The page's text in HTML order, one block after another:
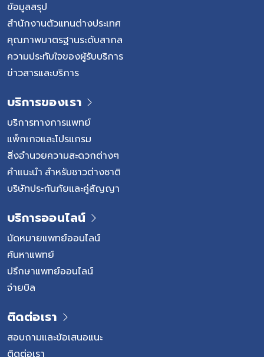
ข้อมูลสรุป
สำนักงานตัวแทนต่างประเทศ
คุณภาพมาตรฐานระดับสากล
ความประทับใจของผู้รับบริการ
ข่าวสารและบริการ
บริการของเรา
บริการทางการแพทย์
แพ็กเกจและโปรแกรม
สิ่งอำนวยความสะดวกต่างๆ
คำแนะนำ สำหรับชาวต่างชาติ
บริษัทประกันภัยและคู่สัญญา
บริการออนไลน์
นัดหมายแพทย์ออนไลน์
ค้นหาแพทย์
ปรึกษาแพทย์ออนไลน์
จ่ายบิล
ติดต่อเรา
สอบถามและข้อเสนอแนะ
ติดต่อเรา